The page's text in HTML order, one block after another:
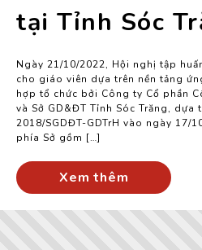
tại Tỉnh Sóc
Ngày 21/10/2022, Hội nghị tập
cho giáo viên dựa trên nền tảng
hợp tổ chức bởi Công ty Cổ phần
và Sở GD&ĐT Tỉnh Sóc Trăng, dựa
2018/SGDĐT-GDTrH vào ngày 17/
phía Sở gồm […]
Xem thêm